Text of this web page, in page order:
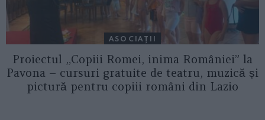
ASOCIAŢII
Proiectul „Copiii Romei, inima României” la
Pavona – cursuri gratuite de teatru, muzică și
pictură pentru copiii români din Lazio